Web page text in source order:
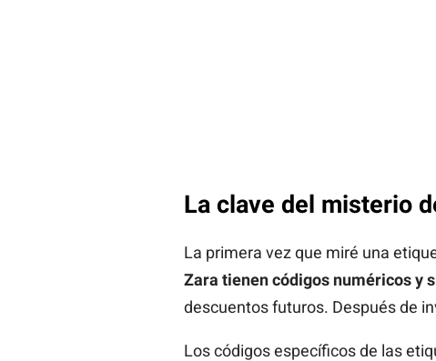
La clave del misterio
La primera vez que miré una
Zara tienen códigos numéricos y
descuentos futuros. Después de
Los códigos específicos de las